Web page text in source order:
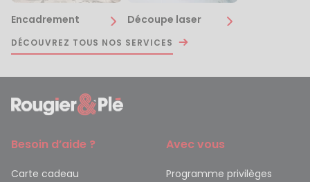
Encadrement Découpe laser
DÉCOUVREZ TOUS NOS SERVICES
Besoin d’aide ?
Carte cadeau
Avec vous
Programme privilèges